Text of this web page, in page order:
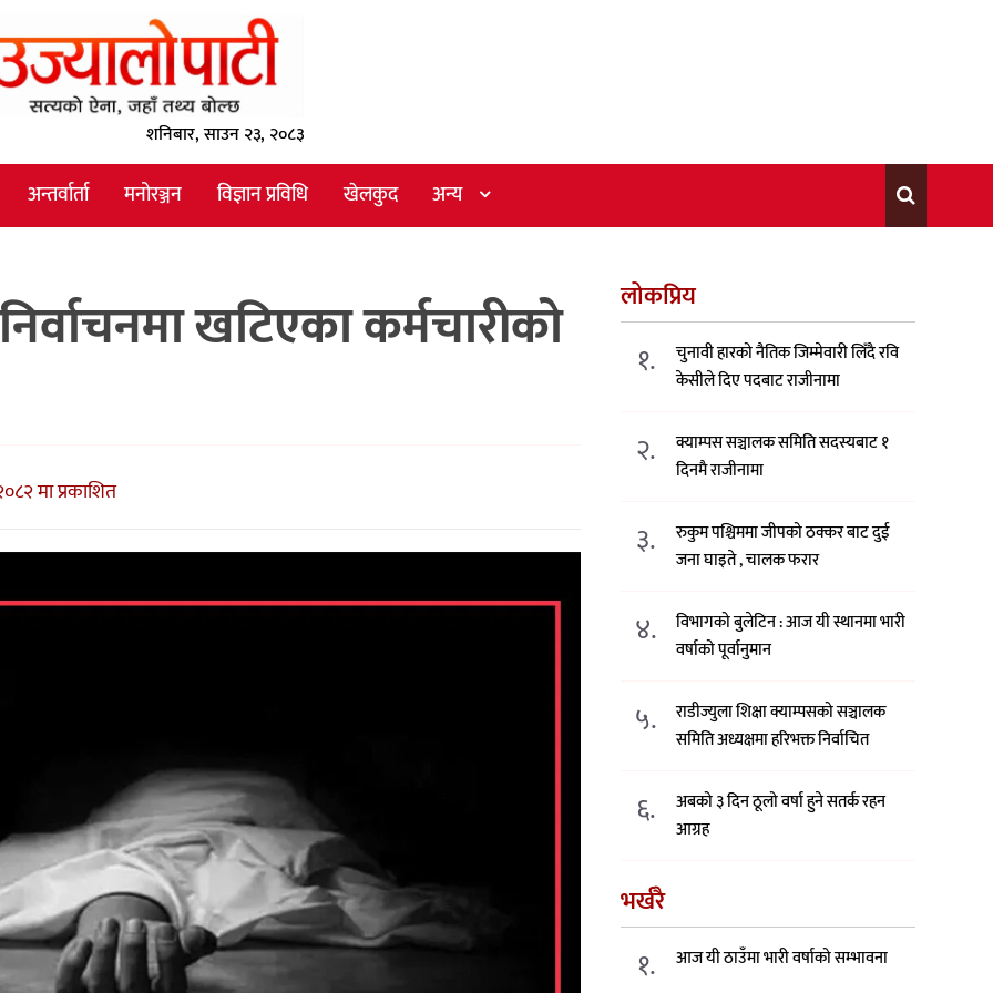
शनिबार, साउन २३, २०८३
अन्तर्वार्ता मनोरञ्जन विज्ञान प्रविधि खेलकुद अन्य
खटिएका कर्मचारीको
मा प्रकाशित
लोकप्रिय
१.
चुनावी हारको नैतिक जिम्मेवारी लिँदै रवि
केसीले दिए पदबाट राजीनामा
२.
क्याम्पस सञ्चालक समिति सदस्यबाट १
दिनमै राजीनामा
३.
रुकुम पश्चिममा जीपको ठक्कर बाट दुई
जना घाइते , चालक फरार
४.
विभागको बुलेटिन : आज यी स्थानमा भारी
वर्षाको पूर्वानुमान
५.
राडीज्युला शिक्षा क्याम्पसको सञ्चालक
समिति अध्यक्षमा हरिभक्त निर्वाचित
६.
अबको ३ दिन ठूलो वर्षा हुने सतर्क रहन
आग्रह
भर्खरै
१. आज यी ठाउँमा भारी वर्षाको सम्भावना